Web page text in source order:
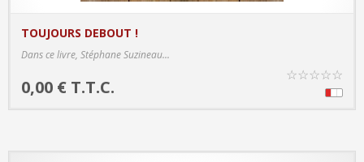
TOUJOURS DEBOUT !
Dans ce livre, Stéphane Suzineau...
0,00 € T.T.C.
☆☆☆☆☆